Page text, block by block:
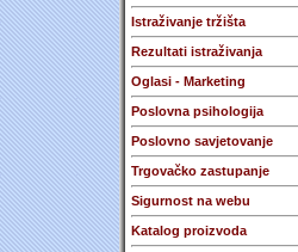
Istraživanje tržišta
Rezultati istraživanja
Oglasi - Marketing
Poslovna psihologija
Poslovno savjetovanje
Trgovačko zastupanje
Sigurnost na webu
Katalog proizvoda